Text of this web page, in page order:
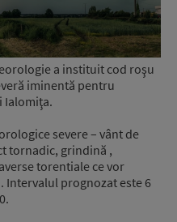
a instituit cod roşu
iminentă pentru
Ialomiţa.
severe – vânt de
tornadic, grindină ,
torentiale ce vor
prognozat este 6